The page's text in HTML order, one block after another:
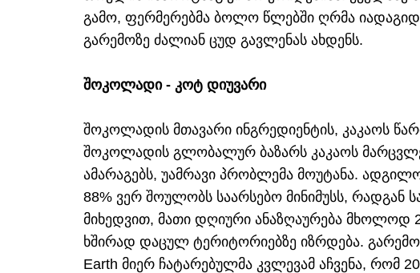
გამო, ფერმერებმა ბოლო წლებში ღრმა
გარემოზე ძალიან ცუდ გავლენას ახდენს.
შოკოლადი - კოტ დიუვარი
შოკოლადის მთავარი ინგრედიენტის, კაკაოს
შოკოლადის გლობალურ ბაზარს კაკაოს
ამარაგებს, უამრავი პრობლემა მოუტანა.
88% ვერ შოულობს საარსებო მინიმუსს, რადგან
მიხედვით, მათი დღიური ანაზღაურება
ხშირად დაცულ ტერიტორიებზე იზრდება.
Earth მიერ ჩატარებულმა კვლევამ აჩვენა, რომ